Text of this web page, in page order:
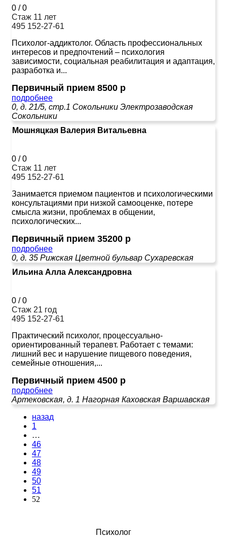
0 /0
Стаж 11 лет
495 152-27-61
Психолог-аддиктолог. Область профессиональных
интересов и предпочтений – психология
зависимости, социальная реабилитация и адаптация,
разработка и...
Первичный прием 8500 р
подробнее
0, д. 21/5, стр.1 Сокольники Электрозаводская
Сокольники
Мошняцкая Валерия Витальевна
0 /0
Стаж 11 лет
495 152-27-61
Занимается приемом пациентов и психологическими
консультациями при низкой самооценке, потере
смысла жизни, проблемах в общении,
психологических...
Первичный прием 35200 р
подробнее
0, д. 35 Рижская Цветной бульвар Сухаревская
Ильина Алла Александровна
0 /0
Стаж 21 год
495 152-27-61
Практический психолог, процессуально-
ориентированный терапевт. Работает с темами:
лишний вес и нарушение пищевого поведения,
семейные отношения,...
Первичный прием 4500 р
подробнее
Артековская, д. 1 Нагорная Каховская Варшавская
назад
1
…
46
47
48
49
50
51
52
Психолог